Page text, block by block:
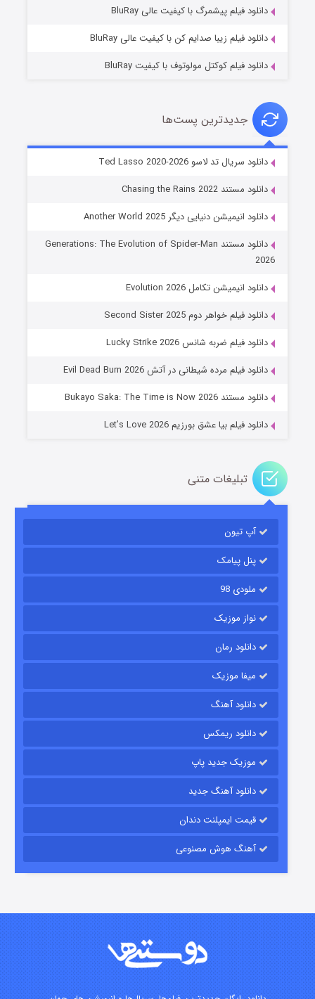
خاندان اژدها فصل ۳
جادوگری در مغولستان
باب اسفنجی فصل ۱۷
قسمت۶ (زیرنویس) منتشر شد
قسمت۱۵ (دوبله) منتشر شد
دانلود فیلم پیشمرگ با کیفیت عالی BluRay
دانلود فیلم زیبا صدایم کن با کیفیت عالی BluRay
دانلود فیلم کوکتل مولوتوف با کیفیت BluRay
جدیدترین پست‌ها
دانلود سریال تد لاسو Ted Lasso 2020-2026
دانلود مستند Chasing the Rains 2022
دانلود انیمیشن دنیایی دیگر Another World 2025
دانلود مستند Generations: The Evolution of Spider-Man
2026
دانلود انیمیشن تکامل Evolution 2026
دانلود فیلم خواهر دوم Second Sister 2025
دانلود فیلم ضربه شانس Lucky Strike 2026
دانلود فیلم مرده شیطانی در آتش Evil Dead Burn 2026
دانلود مستند Bukayo Saka: The Time is Now 2026
دانلود فیلم بیا عشق بورزیم Let’s Love 2026
تبلیغات متنی
آپ تیون
پنل پیامک
ملودی 98
نواز موزیک
دانلود رمان
میفا موزیک
دانلود آهنگ
دانلود ریمکس
موزیک جدید پاپ
دانلود آهنگ جدید
قیمت ایمپلنت دندان
آهنگ هوش مصنوعی